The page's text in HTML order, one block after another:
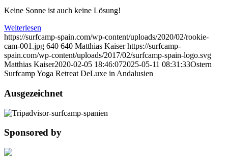
Keine Sonne ist auch keine Lösung!
Weiterlesen
https://surfcamp-spain.com/wp-content/uploads/2020/02/rookie-
cam-001.jpg 640 640 Matthias Kaiser https://surfcamp-
spain.com/wp-content/uploads/2017/02/surfcamp-spain-logo.svg
Matthias Kaiser2020-02-05 18:46:072025-05-11 08:31:33Ostern
Surfcamp Yoga Retreat DeLuxe in Andalusien
Ausgezeichnet
Sponsored by